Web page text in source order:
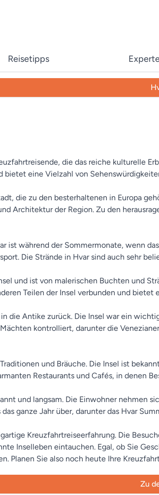
Reisetipps
die das reiche kulturelle
bietet eine Vielzahl von
die zu den besterhaltenen in Europa
Architektur der Region. Zu den
ist während der Sommermonate, wenn
Die Strände in Hvar sind auch sehr
und ist von malerischen Buchten und
Teilen der Insel verbunden und bietet
die Antike zurück. Die Insel war ein
kontrolliert, darunter die
und Bräuche. Die Insel ist
Restaurants und Cafés, in denen
und langsam. Die Einwohner nehmen
ganze Jahr über, darunter das Hvar
Kreuzfahrtreiseerfahrung. Die
Inselleben eintauchen. Egal, ob Sie
Planen Sie also noch heute Ihre
Zu